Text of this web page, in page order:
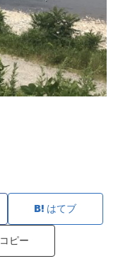
はてブ
コピー